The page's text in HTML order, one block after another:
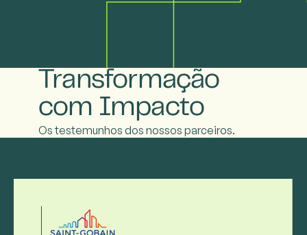
Transformação
com Impacto
Os testemunhos dos nossos parceiros.